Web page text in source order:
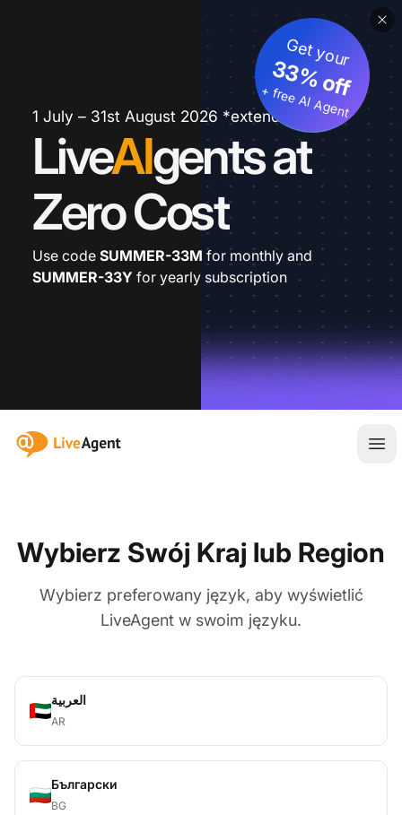
1 July – 31st August 2026 *extended
LiveAIgents at
Zero Cost
Get your
33% off
+ free AI Agent
Use code SUMMER-33M for monthly and
SUMMER-33Y for yearly subscription
:site.title
Wybierz Swój Kraj lub Region
Wybierz preferowany język, aby wyświetlić
LiveAgent w swoim języku.
العربية
AR
Български
BG